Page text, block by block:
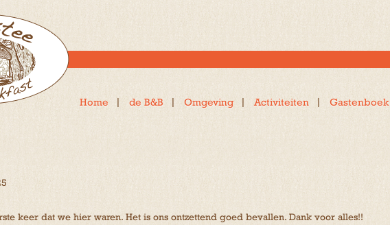
Home de B&B Omgeving Activiteiten Gastenboek
keer dat we hier waren. Het is ons ontzettend goed bevallen. Dank voor alles!!